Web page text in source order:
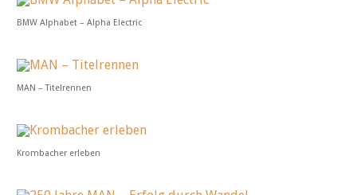
BMW Alphabet – Alpha Electric
MAN – Titelrennen
Krombacher erleben